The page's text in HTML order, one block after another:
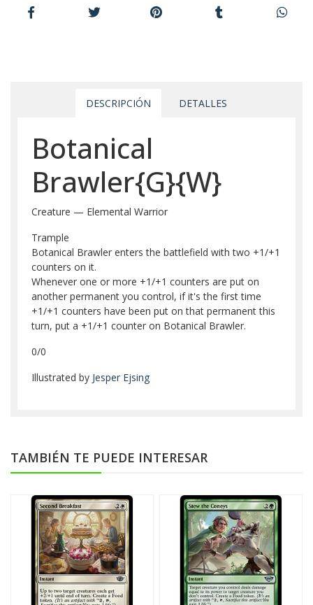
DESCRIPCIÓN DETALLES
Botanical
Brawler{G}{W}
Creature — Elemental Warrior
Trample
Botanical Brawler enters the battlefield with two +1/+1
counters on it.
Whenever one or more +1/+1 counters are put on
another permanent you control, if it's the first time
+1/+1 counters have been put on that permanent this
turn, put a +1/+1 counter on Botanical Brawler.
0/0
Illustrated by Jesper Ejsing
TAMBIÉN TE PUEDE INTERESAR